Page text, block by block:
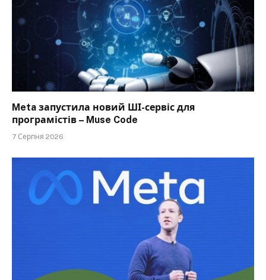
Meta запустила новий ШІ-сервіс для
програмістів – Muse Code
7 Серпня 2026